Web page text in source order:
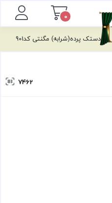
0
دستک پرده(شرابه) مگنتی کد901
7462